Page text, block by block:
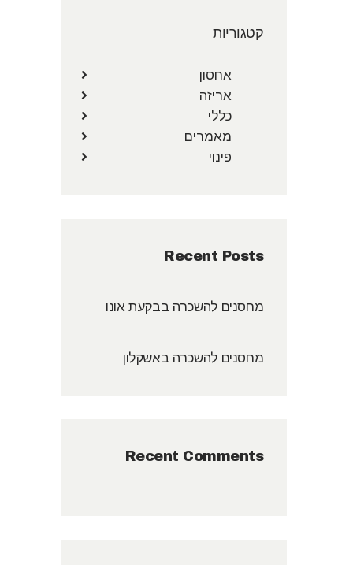
קטגוריות
אחסון
אריזה
כללי
מאמרים
פינוי
Recent Posts
מחסנים להשכרה בבקעת אונו
מחסנים להשכרה באשקלון
Recent Comments